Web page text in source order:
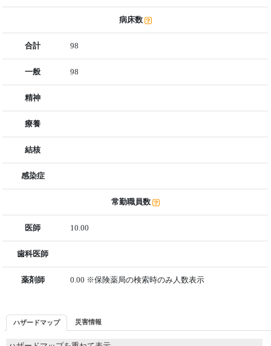
病床数
合計 98
一般 98
精神
療養
結核
感染症
常勤職員数
医師 10.00
歯科医師
薬剤師 0.00 ※保険薬局の検索時のみ人数表示
ハザードマップ 災害情報